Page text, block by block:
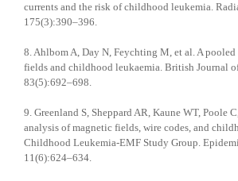
currents and the risk of childhood leukemia.
175(3):390–396.
8. Ahlbom A, Day N, Feychting M, et al. A
fields and childhood leukaemia. British Journal
83(5):692–698.
9. Greenland S, Sheppard AR, Kaune WT, Poole
analysis of magnetic fields, wire codes, and
Childhood Leukemia-EMF Study Group.
11(6):624–634.